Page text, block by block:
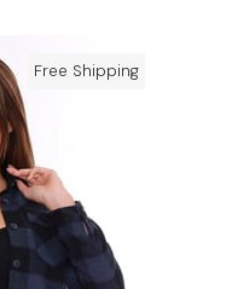
Free Shipping